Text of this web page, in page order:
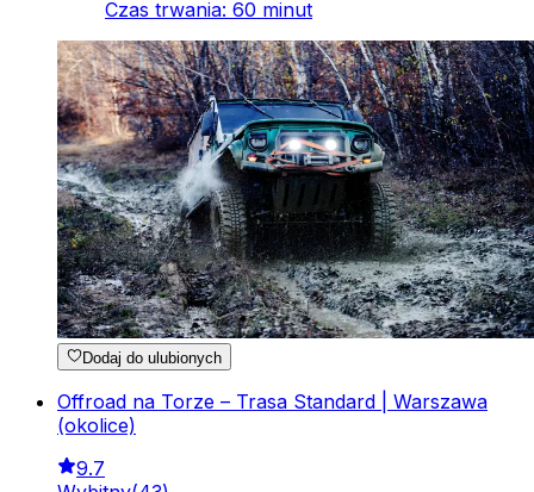
Czas trwania: 60 minut
Dodaj do ulubionych
Offroad na Torze – Trasa Standard | Warszawa
(okolice)
9.7